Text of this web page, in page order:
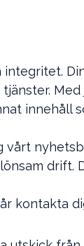
innehåll
vårt
drift.
kontakta